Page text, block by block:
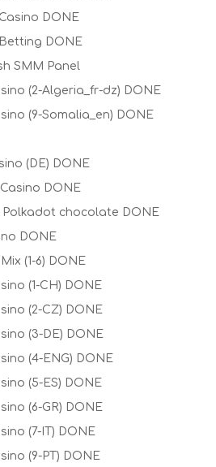
DONE
DONE
SMM Panel
(2-Algeria_fr-dz) DONE
(9-Somalia_en) DONE
(DE) DONE
DONE
Polkadot chocolate DONE
DONE
(1-6) DONE
(1-CH) DONE
(2-CZ) DONE
(3-DE) DONE
(4-ENG) DONE
(5-ES) DONE
(6-GR) DONE
(7-IT) DONE
(9-PT) DONE